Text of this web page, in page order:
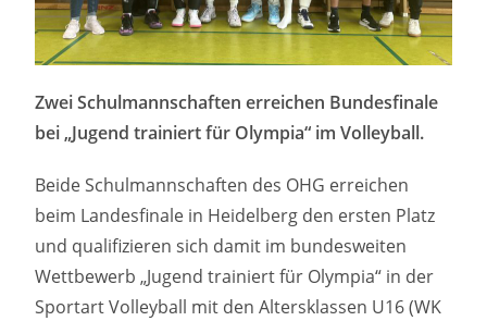
Zwei Schulmannschaften erreichen Bundesfinale
bei „Jugend trainiert für Olympia“ im Volleyball.
Beide Schulmannschaften des OHG erreichen
beim Landesfinale in Heidelberg den ersten Platz
und qualifizieren sich damit im bundesweiten
Wettbewerb „Jugend trainiert für Olympia“ in der
Sportart Volleyball mit den Altersklassen U16 (WK